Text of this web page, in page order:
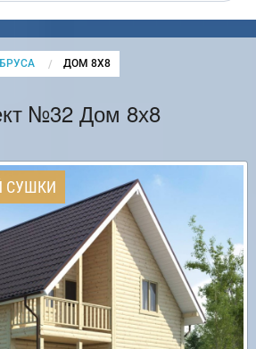
CURRENT:
ДОМ 8Х8
№32 Дом 8х8
СУШКИ